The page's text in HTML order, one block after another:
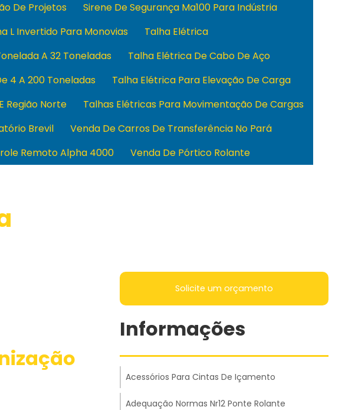
De Projetos
Sirene De Segurança Ma100 Para Indústria
L Invertido Para Monovias
Talha Elétrica
A 32 Toneladas
Talha Elétrica De Cabo De Aço
4 A 200 Toneladas
Talha Elétrica Para Elevação De Carga
Região Norte
Talhas Elétricas Para Movimentação De Cargas
Brevil
Venda De Carros De Transferência No Pará
Remoto Alpha 4000
Venda De Pórtico Rolante
Solicite um orçamento
Informações
Acessórios Para Cintas De Içamento
Adequação Normas Nr12 Ponte Rolante